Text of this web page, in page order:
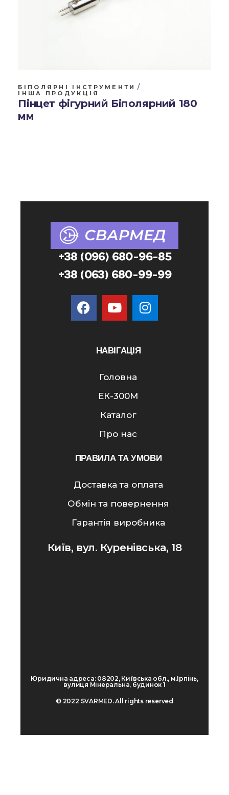
БІПОЛЯРНІ ІНСТРУМЕНТИ
ІНША ПРОДУКЦІЯ
Пінцет фігурний Біполярний 180
мм
+38 (096) 680-96-85
+38 (063) 680-99-99
НАВІГАЦІЯ
Головна
ЕК-300M
Каталог
Про нас
ПРАВИЛА ТА УМОВИ
Доставка та оплата
Обмін та повернення
Гарантія виробника
Київ, вул. Куренівська, 18
Юридична адреса: 08202, Київська обл., м.Ірпінь,
вулиця Мінеральна, будинок 1
© 2022 SVARMED. All rights reserved